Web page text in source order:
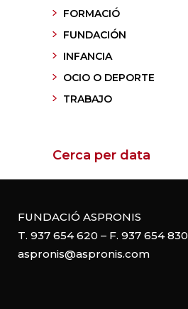
FORMACIÓ
FUNDACIÓN
INFANCIA
OCIO O DEPORTE
TRABAJO
Cerca per data
FUNDACIÓ ASPRONIS
T. 937 654 620 – F. 937 654 830
aspronis@aspronis.com